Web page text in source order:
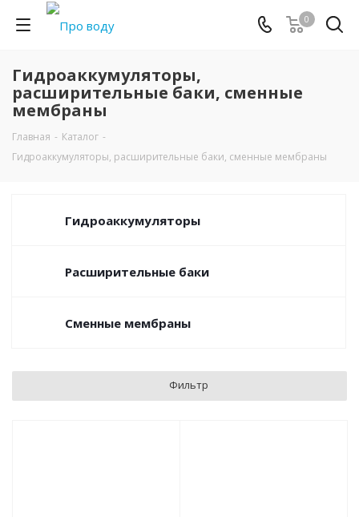
0
Гидроаккумуляторы,
расширительные баки, сменные
мембраны
Главная - Каталог -
Гидроаккумуляторы, расширительные баки, сменные мембраны
Гидроаккумуляторы
Расширительные баки
Сменные мембраны
Фильтр